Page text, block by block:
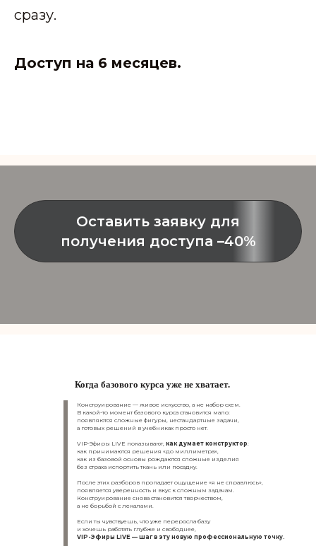
сразу.
Доступ на 6 месяцев.
Оставить заявку для
получения доступа –40%
Конструирование — живое искусство, а не набор схем.
В какой-то момент базового курса становится мало:
появляются сложные фигуры, нестандартные задачи,
а готовых решений в учебниках просто нет.
VIP-Эфиры LIVE показывают, как думает конструктор:
как принимаются решения «до миллиметра»,
как из базовой основы рождаются сложные изделия
без страха испортить ткань или посадку.
После этих разборов пропадает ощущение «я не справлюсь»,
появляется уверенность и вкус к сложным задачам.
Конструирование снова становится творчеством,
а не борьбой с лекалами.
Если ты чувствуешь, что уже переросла базу
и хочешь работать глубже и свободнее,
VIP-Эфиры LIVE — шаг в эту новую профессиональную точку.
Когда базового курса уже не хватает.